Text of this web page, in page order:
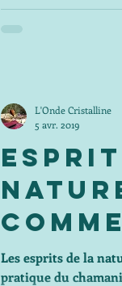
Esprit
Les esprits de la
pratique du
L'Onde Cristalline
5 avr. 2019